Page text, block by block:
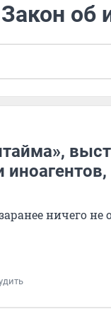
об
ничего не